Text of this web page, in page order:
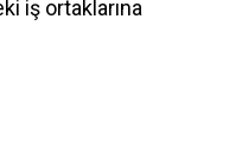
iş ortaklarına